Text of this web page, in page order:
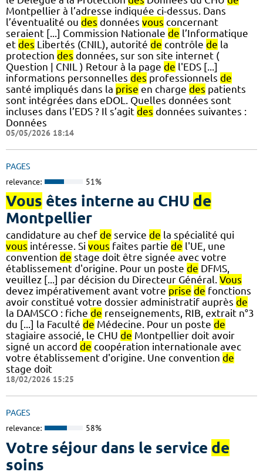
Montpellier à l’adresse indiquée ci-dessus. Dans
l’éventualité ou des données vous concernant
seraient [...] Commission Nationale de l’Informatique
et des Libertés (CNIL), autorité de contrôle de la
protection des données, sur son site internet (
Question | CNIL ) Retour à la page de l'EDS [...]
informations personnelles des professionnels de
santé impliqués dans la prise en charge des patients
sont intégrées dans eDOL. Quelles données sont
incluses dans l’EDS ? Il s’agit des données suivantes :
Données
05/05/2026 18:14
PAGES
relevance: 51%
Vous êtes interne au CHU de
Montpellier
candidature au chef de service de la spécialité qui
vous intéresse. Si vous faites partie de l'UE, une
convention de stage doit être signée avec votre
établissement d'origine. Pour un poste de DFMS,
veuillez [...] par décision du Directeur Général. Vous
devez impérativement avant votre prise de fonctions
avoir constitué votre dossier administratif auprès de
la DAMSCO : fiche de renseignements, RIB, extrait n°3
du [...] la Faculté de Médecine. Pour un poste de
stagiaire associé, le CHU de Montpellier doit avoir
signé un accord de coopération internationale avec
votre établissement d'origine. Une convention de
stage doit
18/02/2026 15:25
PAGES
relevance: 58%
Votre séjour dans le service de
soins